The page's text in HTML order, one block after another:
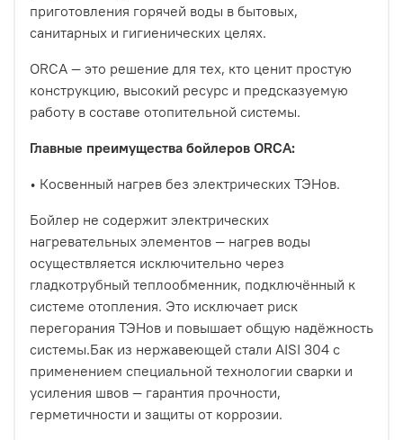
приготовления горячей воды в бытовых,
санитарных и гигиенических целях.
ORCA — это решение для тех, кто ценит простую
конструкцию, высокий ресурс и предсказуемую
работу в составе отопительной системы.
Главные преимущества бойлеров ORCA:
• Косвенный нагрев без электрических ТЭНов.
Бойлер не содержит электрических
нагревательных элементов — нагрев воды
осуществляется исключительно через
гладкотрубный теплообменник, подключённый к
системе отопления. Это исключает риск
перегорания ТЭНов и повышает общую надёжность
системы.Бак из нержавеющей стали AISI 304 с
применением специальной технологии сварки и
усиления швов — гарантия прочности,
герметичности и защиты от коррозии.